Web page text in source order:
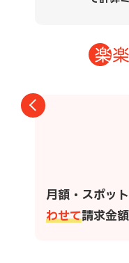
月額・スポッ
わせて請求金